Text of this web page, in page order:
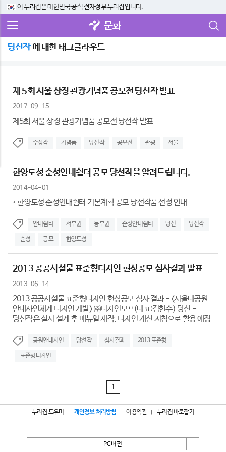
이 누리집은 대한민국 공식 전자정부 누리집입니다.
문화
당선작에 대한 태그클라우드
제 5회 서울 상징 관광기념품 공모전 당선작 발표
2017-09-15
제5회 서울 상징 관광기념품 공모전 당선작 발표
수상작 기념품 당선작 공모전 관광 서울
한양도성 순성안내쉼터 공모 당선작을 알려드립니다.
2014-04-01
* 한양도성 순성안내쉼터 기본계획 공모 당선작품 선정 안내
안내쉼터 서부권 동부권 순성안내쉼터 당선 당선작
순성 공모 한양도성
2013 공공시설물 표준형디자인 현상공모 심사결과 발표
2013-06-14
2013 공공시설물 표준형디자인 현상공모 심사 결과 - <서울대공원
안내사인체계 디자인 개발> ㈜디자인모프(대표:김한수) 당선 -
당선작은 실시 설계 후 매뉴얼 제작, 디자인 개선 지침으로 활용 예정
공원안내사인 당선작 심사결과 2013 표준형
표준형디자인
1
누리집 도우미 개인정보 처리방침 이용약관 누리집 바로잡기
PC버전